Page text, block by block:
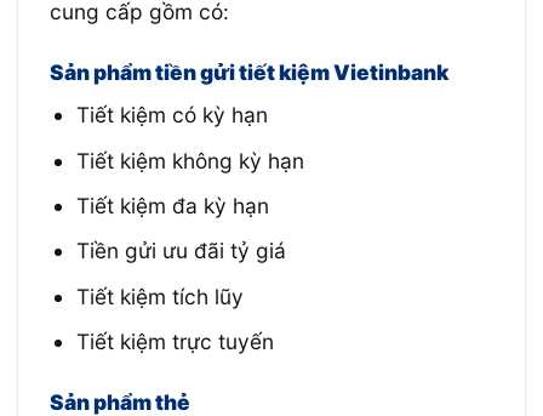
cung cấp gồm có:
Sản phẩm tiền gửi tiết kiệm Vietinbank
Tiết kiệm có kỳ hạn
Tiết kiệm không kỳ hạn
Tiết kiệm đa kỳ hạn
Tiền gửi ưu đãi tỷ giá
Tiết kiệm tích lũy
Tiết kiệm trực tuyến
Sản phẩm thẻ